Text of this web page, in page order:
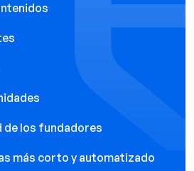
de los fundadores
más corto y automatizado